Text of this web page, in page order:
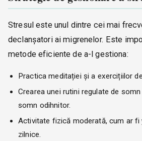
Stresul este unul dintre cei mai
declanșatori ai migrenelor. Este
metode eficiente de a-l gestiona:
Practica meditației și a exercițiilor
Crearea unei rutini regulate de
somn odihnitor.
Activitate fizică moderată, cum ar fi
zilnice.